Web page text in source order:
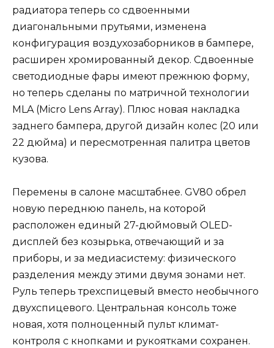
радиатора теперь со сдвоенными
диагональными прутьями, изменена
конфигурация воздухозаборников в бампере,
расширен хромированный декор. Сдвоенные
светодиодные фары имеют прежнюю форму,
но теперь сделаны по матричной технологии
MLA (Micro Lens Array). Плюс новая накладка
заднего бампера, другой дизайн колес (20 или
22 дюйма) и пересмотренная палитра цветов
кузова.
Перемены в салоне масштабнее. GV80 обрел
новую переднюю панель, на которой
расположен единый 27-дюймовый OLED-
дисплей без козырька, отвечающий и за
приборы, и за медиасистему: физического
разделения между этими двумя зонами нет.
Руль теперь трехспицевый вместо необычного
двухспицевого. Центральная консоль тоже
новая, хотя полноценный пульт климат-
контроля с кнопками и рукоятками сохранен.